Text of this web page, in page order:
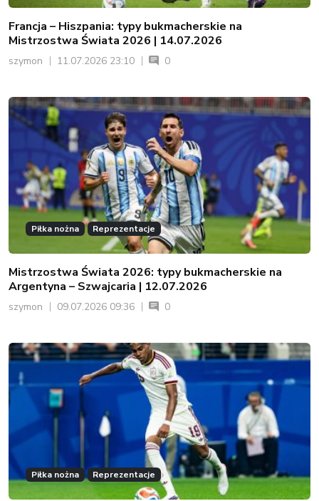
Francja – Hiszpania: typy bukmacherskie na
Mistrzostwa Świata 2026 | 14.07.2026
szymon 11.07.2026 23:10 0
Piłka nożna Reprezentacje
Mistrzostwa Świata 2026: typy bukmacherskie na
Argentyna – Szwajcaria | 12.07.2026
szymon 09.07.2026 09:36 0
Piłka nożna Reprezentacje